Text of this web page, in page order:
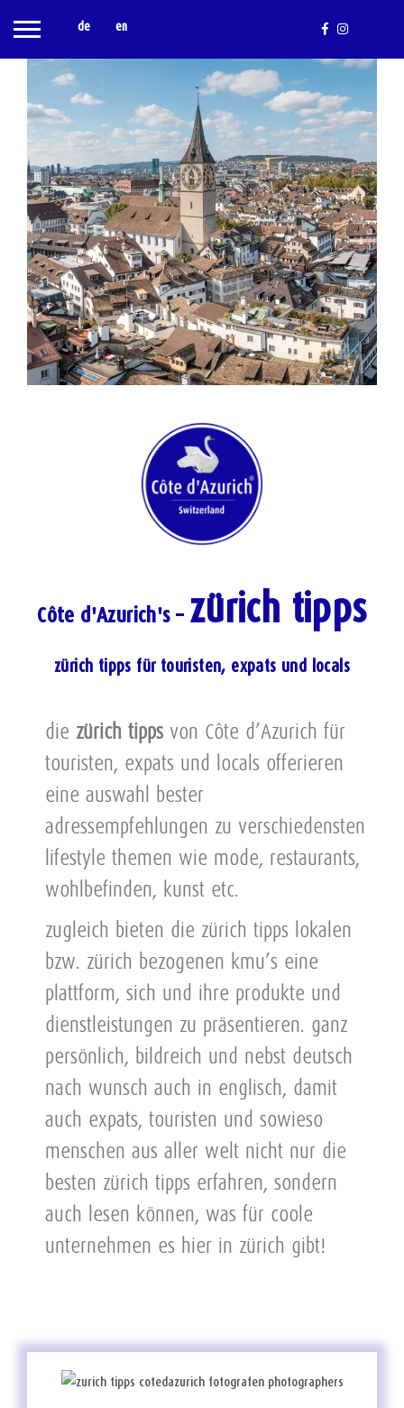
Côte d'Azurich's – zürich tipps
zürich tipps für touristen, expats und locals
die zürich tipps von Côte d’Azurich für
touristen, expats und locals offerieren
eine auswahl bester
adressempfehlungen zu verschiedensten
lifestyle themen wie mode, restaurants,
wohlbefinden, kunst etc.
zugleich bieten die zürich tipps lokalen
bzw. zürich bezogenen kmu’s eine
plattform, sich und ihre produkte und
dienstleistungen zu präsentieren. ganz
persönlich, bildreich und nebst deutsch
nach wunsch auch in englisch, damit
auch expats, touristen und sowieso
menschen aus aller welt nicht nur die
besten zürich tipps erfahren, sondern
auch lesen können, was für coole
unternehmen es hier in zürich gibt!
de en